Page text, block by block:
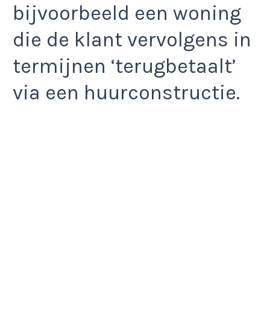
bijvoorbeeld een woning
die de klant vervolgens in
termijnen ‘terugbetaalt’
via een huurconstructie.